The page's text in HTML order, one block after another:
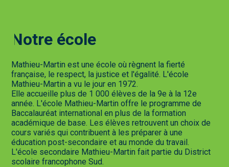
Notre école
Mathieu-Martin est une école où règnent la fierté
française, le respect, la justice et l'égalité. L'école
Mathieu-Martin a vu le jour en 1972.
Elle accueille plus de 1 000 élèves de la 9e à la 12e
année. L'école Mathieu-Martin offre le programme de
Baccalauréat international en plus de la formation
académique de base. Les élèves retrouvent un choix de
cours variés qui contribuent à les préparer à une
éducation post-secondaire et au monde du travail.
L'école secondaire Mathieu-Martin fait partie du District
scolaire francophone Sud.